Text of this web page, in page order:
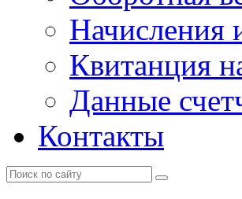
Начисления
Квитанция
Данные
Контакты